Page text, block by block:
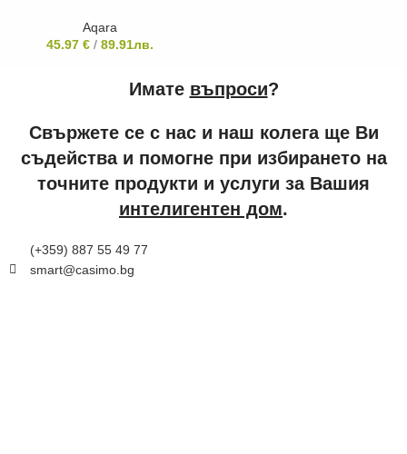
Aqara
45.97 €/ 89.91лв.
Имате въпроси?
Свържете се с нас и наш колега ще Ви
съдейства и помогне при избирането на
точните продукти и услуги за Вашия
интелигентен дом.
(+359) 887 55 49 77
smart@casimo.bg